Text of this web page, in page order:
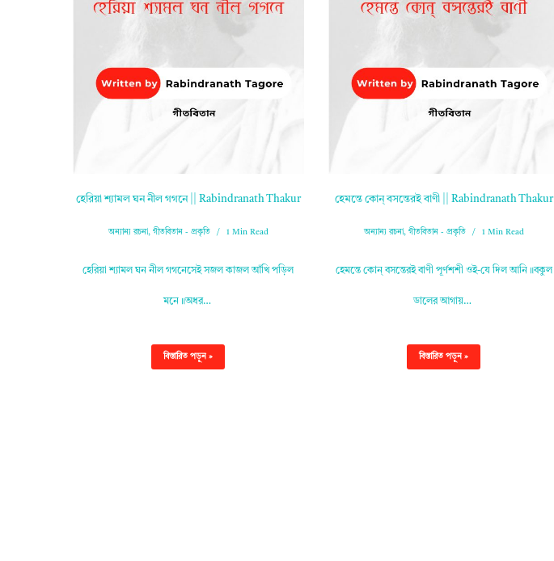
হেরিয়া শ্যামল ঘন নীল গগনে || Rabindranath Thakur
অন্যান্য রচনা, গীতবিতান - প্রকৃতি 1 Min Read
হেরিয়া শ্যামল ঘন নীল গগনেসেই সজল কাজল আঁখি পড়িল
মনে॥অধর…
বিস্তারিত পড়ুন »
হেমন্তে কোন্‌ বসন্তেরই বাণী || Rabindranath Thakur
অন্যান্য রচনা, গীতবিতান - প্রকৃতি 1 Min Read
হেমন্তে কোন্‌ বসন্তেরই বাণী পূর্ণশশী ওই-যে দিল আনি॥বকুল
ডালের আগায়…
বিস্তারিত পড়ুন »